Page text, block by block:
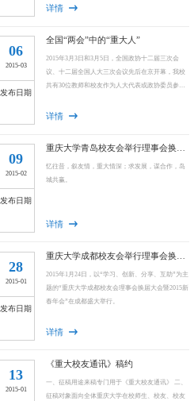
详情
06
2015-03
发布日期
全国“两会”中的“重大人”
2015年3月3日和3月5日，全国政协十二届三次会
议、十二届全国人大三次会议先后在京开幕，我校
共有30位教师和校友作为人大代表或政协委员参
详情
09
2015-02
发布日期
重庆大学青岛校友会举行理事会换届大会暨2015年校友大会
忆往昔，叙友情，重大情深；求发展，谋合作，岛
城共赢。
详情
28
2015-01
发布日期
重庆大学成都校友会举行理事会换届大会暨2015新春年会
2015年1月24日，以“学习、创新、分享、互助”为主
题的“重庆大学成都校友会理事会换届大会暨2015新
春年会”在成都盛大举行。
详情
13
2015-01
《重大校友通讯》稿约
一、征稿用途来稿专门用于《重大校友通讯》 二、
征稿对象面向全体重庆大学在校师生、校友、校友